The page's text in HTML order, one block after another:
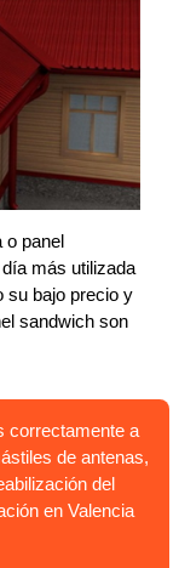
o panel
más utilizada
su bajo precio y
sandwich son
correctamente a
de antenas,
del
en Valencia